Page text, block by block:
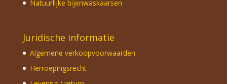
Natuurlijke bijenwaskaarsen
Juridische informatie
Algemene verkoopvoorwaarden
Herroepingsrecht